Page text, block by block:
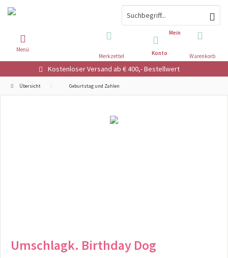
Kostenloser Versand ab € 400,- Bestellwert
Warenkorb
Merkzettel
Mein
Konto
Menü
Übersicht Geburtstag und Zahlen
Umschlagk. Birthday Dog